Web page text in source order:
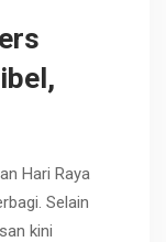
Hari Raya
Selain
kini